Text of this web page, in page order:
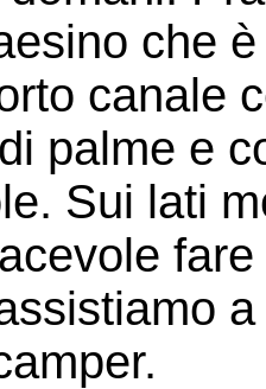
che
canale
palme e
Sui lati